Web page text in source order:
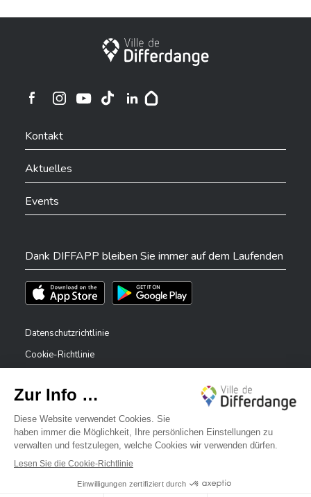
Stadt Differdingen
Ville de Differdange sur Instagram
Kontakt
Aktuelles
Events
Dank DIFFAPP bleiben Sie immer auf dem Laufenden
Téléchargez l'app sur l'App StoreTéléchargez l'app sur Play Store
Datenschutzrichtlinie
Cookie-Richtlinie
Erklärung zur Barrierefreiheit
Meldesystem – Whistleblower
©2026 Alle Rechte vorbehalten . Stadt Differdingen
✕
Bonjour, comment puis-je vous aider ?